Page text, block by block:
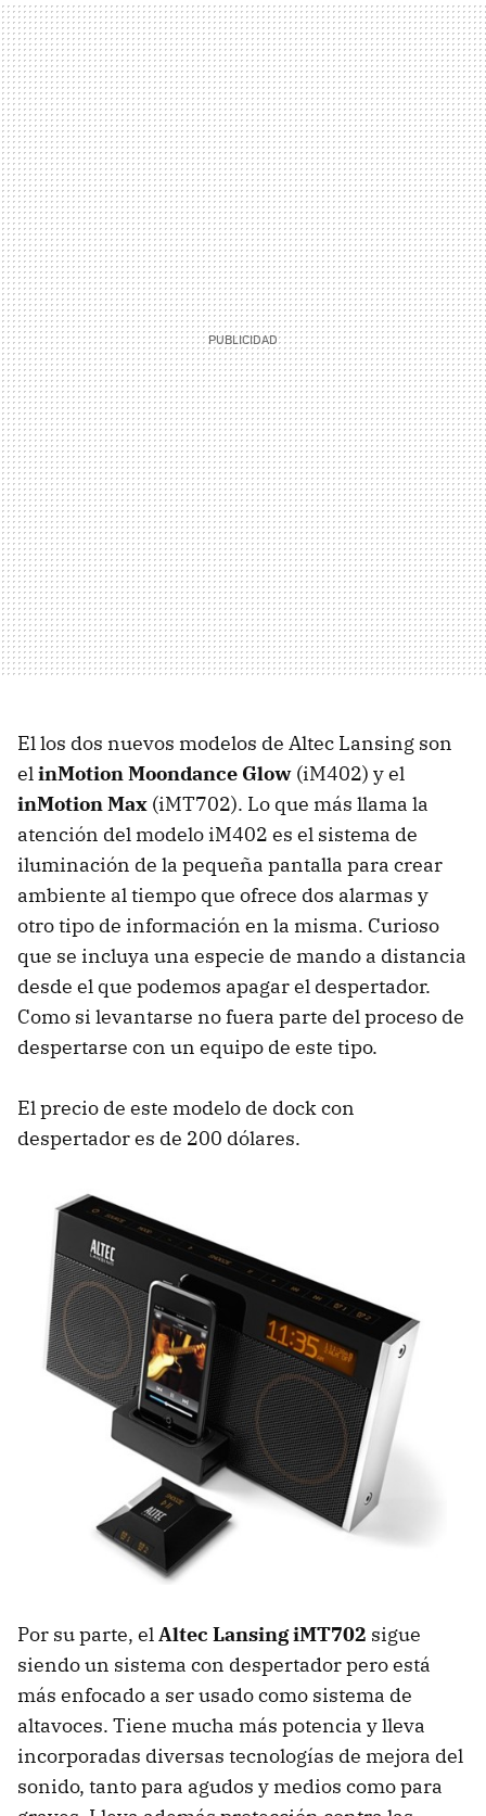
El los dos nuevos modelos de Altec Lansing son
elinMotion Moondance Glow (iM402) y el
inMotion Max (iMT702). Lo que más llama la
atención del modelo iM402 es el sistema de
iluminación de la pequeña pantalla para crear
ambiente al tiempo que ofrece dos alarmas y
otro tipo de información en la misma. Curioso
que se incluya una especie de mando a distancia
desde el que podemos apagar el despertador.
Como si levantarse no fuera parte del proceso de
despertarse con un equipo de este tipo.
El precio de este modelo de dock con
despertador es de 200 dólares.
Por su parte, elAltec Lansing iMT702 sigue
siendo un sistema con despertador pero está
más enfocado a ser usado como sistema de
altavoces. Tiene mucha más potencia y lleva
incorporadas diversas tecnologías de mejora del
sonido, tanto para agudos y medios como para